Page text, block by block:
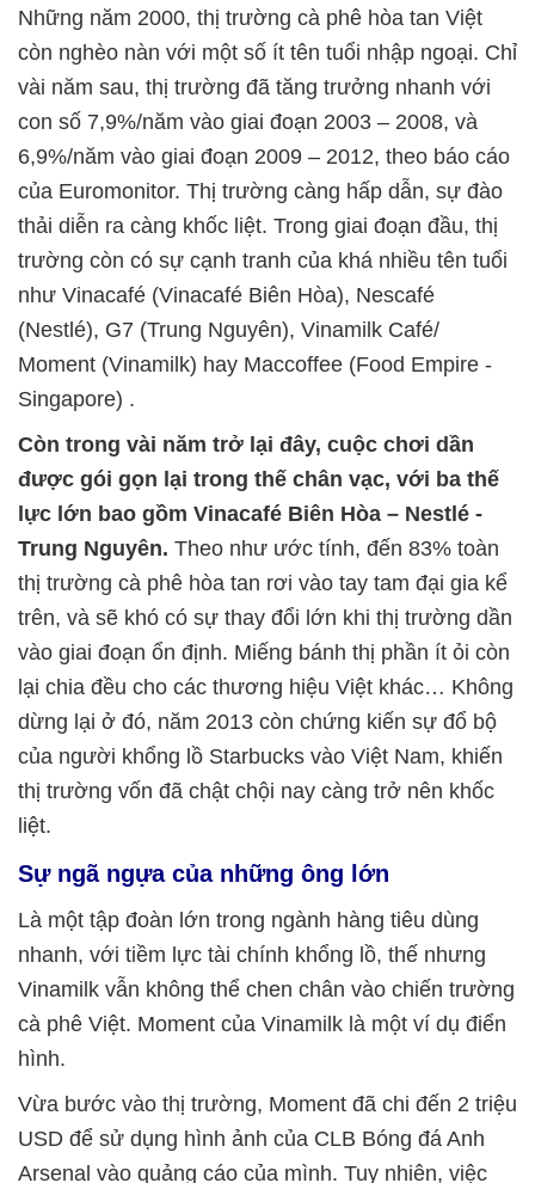
Những năm 2000, thị trường cà phê hòa tan Việt
còn nghèo nàn với một số ít tên tuổi nhập ngoại. Chỉ
vài năm sau, thị trường đã tăng trưởng nhanh với
con số 7,9%/năm vào giai đoạn 2003 – 2008, và
6,9%/năm vào giai đoạn 2009 – 2012, theo báo cáo
của Euromonitor. Thị trường càng hấp dẫn, sự đào
thải diễn ra càng khốc liệt. Trong giai đoạn đầu, thị
trường còn có sự cạnh tranh của khá nhiều tên tuổi
như Vinacafé (Vinacafé Biên Hòa), Nescafé
(Nestlé), G7 (Trung Nguyên), Vinamilk Café/
Moment (Vinamilk) hay Maccoffee (Food Empire -
Singapore) .
Còn trong vài năm trở lại đây, cuộc chơi dần
được gói gọn lại trong thế chân vạc, với ba thế
lực lớn bao gồm Vinacafé Biên Hòa – Nestlé -
Trung Nguyên. Theo như ước tính, đến 83% toàn
thị trường cà phê hòa tan rơi vào tay tam đại gia kể
trên, và sẽ khó có sự thay đổi lớn khi thị trường dần
vào giai đoạn ổn định. Miếng bánh thị phần ít ỏi còn
lại chia đều cho các thương hiệu Việt khác… Không
dừng lại ở đó, năm 2013 còn chứng kiến sự đổ bộ
của người khổng lồ Starbucks vào Việt Nam, khiến
thị trường vốn đã chật chội nay càng trở nên khốc
liệt.
Sự ngã ngựa của những ông lớn
Là một tập đoàn lớn trong ngành hàng tiêu dùng
nhanh, với tiềm lực tài chính khổng lồ, thế nhưng
Vinamilk vẫn không thể chen chân vào chiến trường
cà phê Việt. Moment của Vinamilk là một ví dụ điển
hình.
Vừa bước vào thị trường, Moment đã chi đến 2 triệu
USD để sử dụng hình ảnh của CLB Bóng đá Anh
Arsenal vào quảng cáo của mình. Tuy nhiên, việc